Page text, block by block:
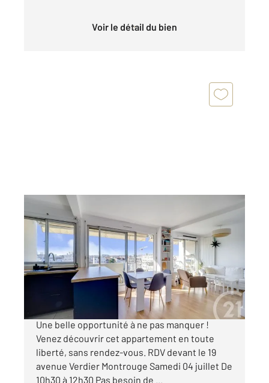
Voir le détail du bien
MONTROUGE 92
61 m2, 3 pièces
Ref : 11747
Appartement F3 à vendre
549 000 €
VISITE LIBRE Samedi 04 juillet | 10h30 12h30
Une belle opportunité à ne pas manquer !
Venez découvrir cet appartement en toute
liberté, sans rendez-vous. RDV devant le 19
avenue Verdier Montrouge Samedi 04 juillet De
10h30 à 12h30 Pas besoin de ...